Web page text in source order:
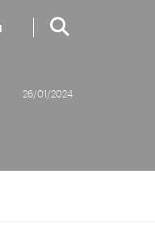
26/01/2024